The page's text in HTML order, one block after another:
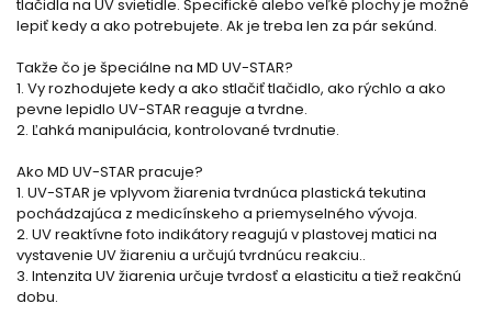
tlačidla na UV svietidle. Špecifické alebo veľké plochy je možné
lepiť kedy a ako potrebujete. Ak je treba len za pár sekúnd.
Takže čo je špeciálne na MD UV-STAR?
1. Vy rozhodujete kedy a ako stlačiť tlačidlo, ako rýchlo a ako
pevne lepidlo UV-STAR reaguje a tvrdne.
2. Ľahká manipulácia, kontrolované tvrdnutie.
Ako MD UV-STAR pracuje?
1. UV-STAR je vplyvom žiarenia tvrdnúca plastická tekutina
pochádzajúca z medicínskeho a priemyselného vývoja.
2. UV reaktívne foto indikátory reagujú v plastovej matici na
vystavenie UV žiareniu a určujú tvrdnúcu reakciu..
3. Intenzita UV žiarenia určuje tvrdosť a elasticitu a tiež reakčnú
dobu.